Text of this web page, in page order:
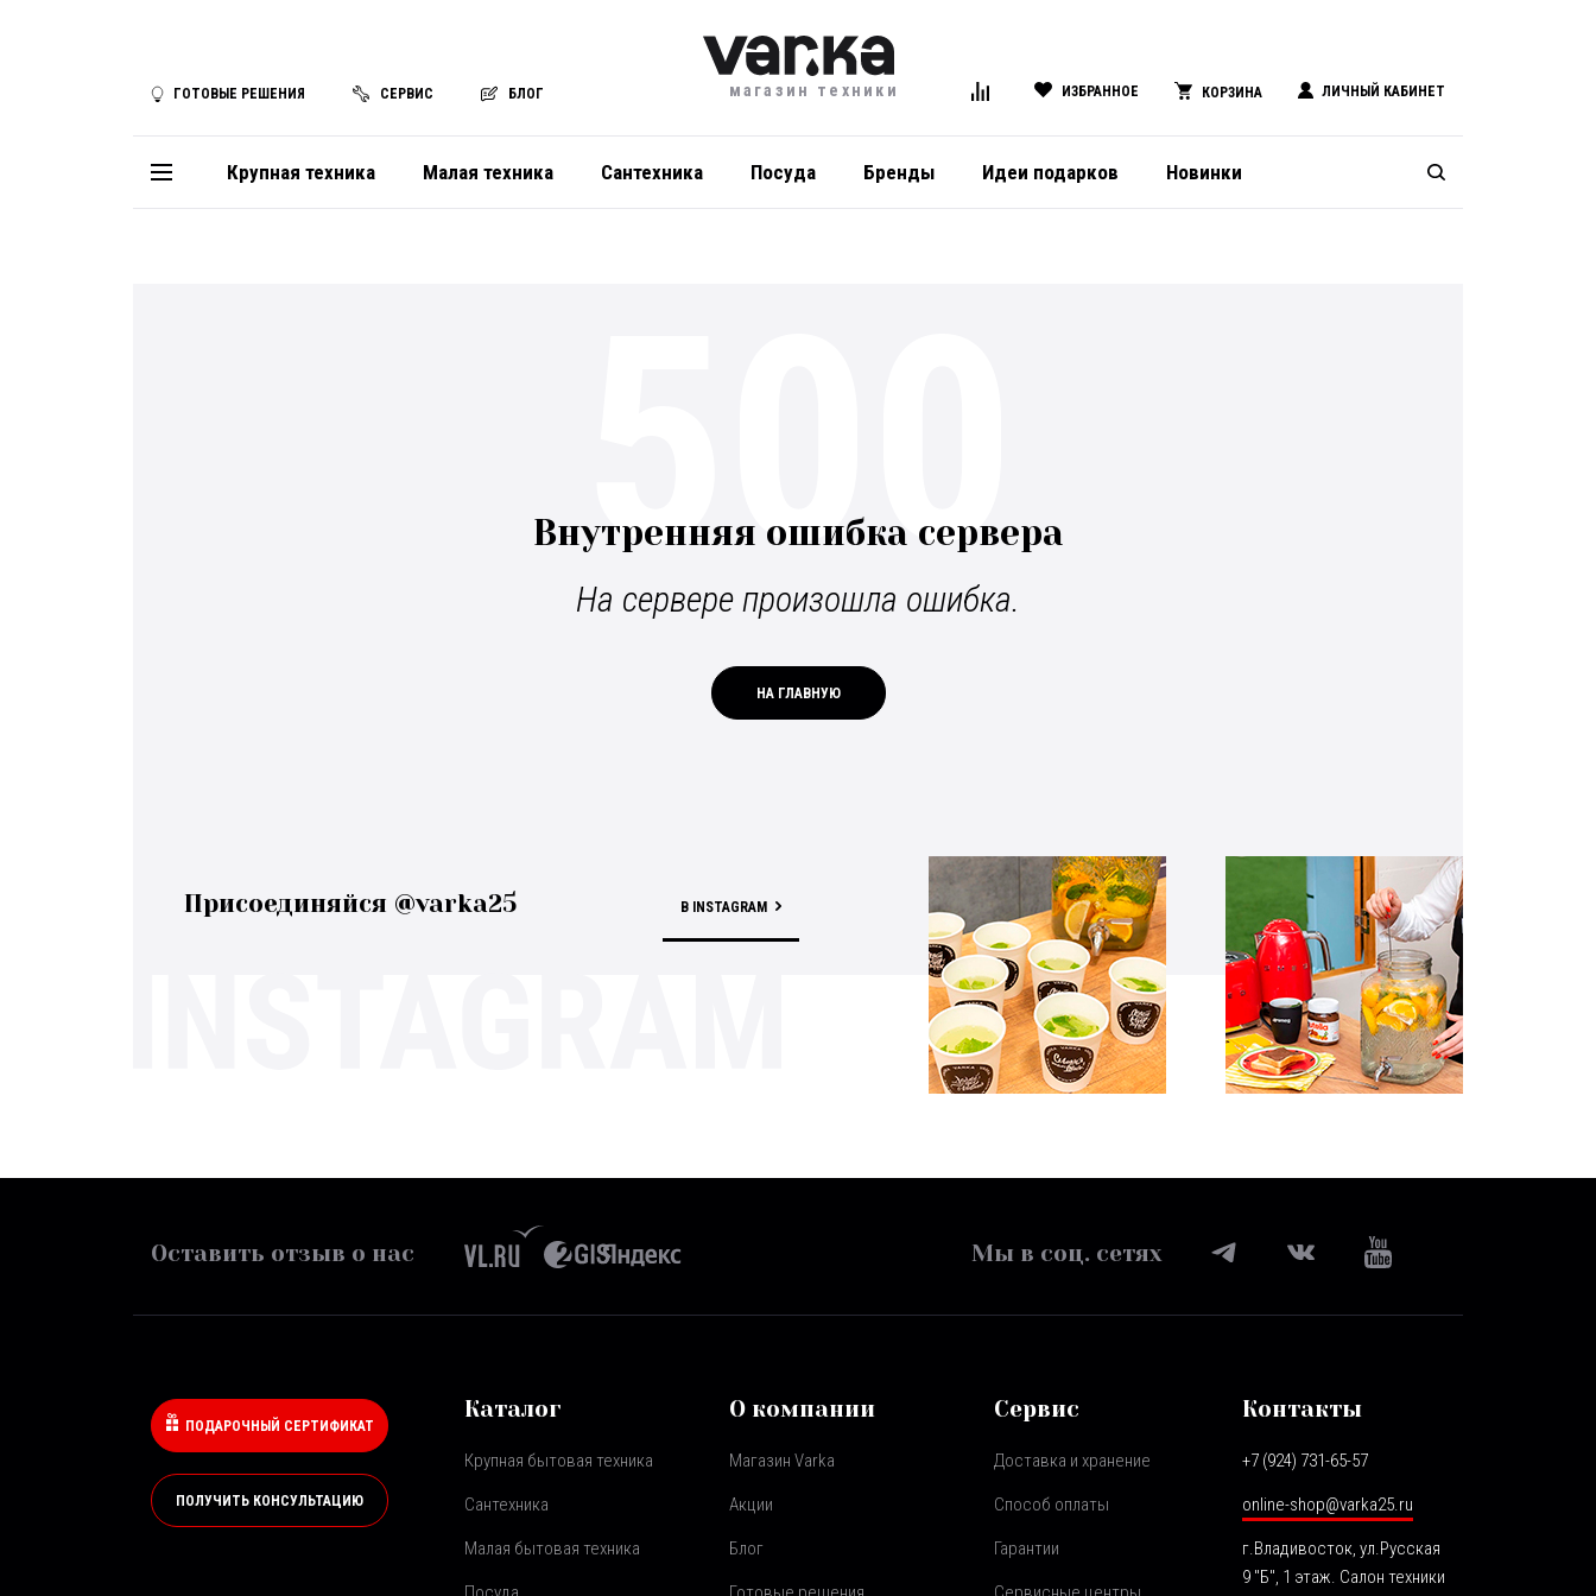
ГОТОВЫЕ РЕШЕНИЯ СЕРВИС БЛОГ магазин техники ИЗБРАННОЕ КОРЗИНА ЛИЧНЫЙ КАБИНЕТ
Крупная техника Малая техника Сантехника Посуда Бренды Идеи подарков Новинки
Внутренняя ошибка сервера
На сервере произошла ошибка.
НА ГЛАВНУЮ
500
Присоединяйся @varka25 В INSTAGRAM
Оставить отзыв о нас Мы в соц. сетях
ПОДАРОЧНЫЙ СЕРТИФИКАТ
ПОЛУЧИТЬ КОНСУЛЬТАЦИЮ
Каталог
Крупная бытовая техника
Сантехника
Малая бытовая техника
О компании
Магазин Varka
Акции
Блог
Сервис
Доставка и хранение
Способ оплаты
Гарантии
Контакты
+7 (924) 731-65-57
online-shop@varka25.ru
г.Владивосток, ул.Русская
9 "Б", 1 этаж. Салон техники